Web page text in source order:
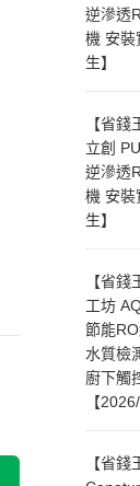
逆滲透
機 安裝
生】
【省
立創
逆滲透
機 安裝
生】
【省
工坊
節能
水質檢
廚下觸
【
【省錢